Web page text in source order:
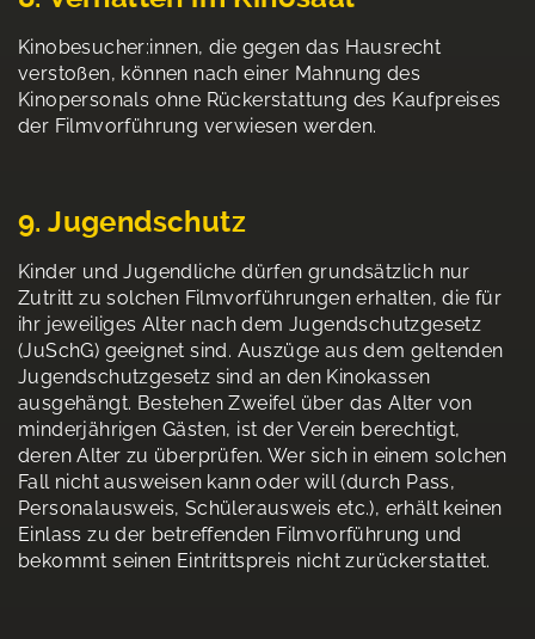
Kinobesucher:innen, die gegen das Hausrecht
verstoßen, können nach einer Mahnung des
Kinopersonals ohne Rückerstattung des Kaufpreises
der Filmvorführung verwiesen werden.
9. Jugendschutz
Kinder und Jugendliche dürfen grundsätzlich nur
Zutritt zu solchen Filmvorführungen erhalten, die für
ihr jeweiliges Alter nach dem Jugendschutzgesetz
(JuSchG) geeignet sind. Auszüge aus dem geltenden
Jugendschutzgesetz sind an den Kinokassen
ausgehängt. Bestehen Zweifel über das Alter von
minderjährigen Gästen, ist der Verein berechtigt,
deren Alter zu überprüfen. Wer sich in einem solchen
Fall nicht ausweisen kann oder will (durch Pass,
Personalausweis, Schülerausweis etc.), erhält keinen
Einlass zu der betreffenden Filmvorführung und
bekommt seinen Eintrittspreis nicht zurückerstattet.